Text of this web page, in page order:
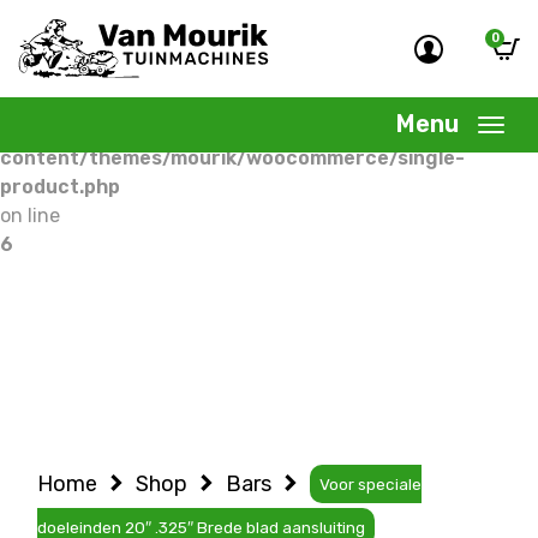
Warning
: Undefined variable $woocommercepage in
/home/allermedia/domains/vanmourik-
content/themes/mourik/woocommerce/single-
product.php
on line
6
0
Menu
Home Shop Bars Voor speciale
doeleinden 20″ .325″ Brede blad aansluiting